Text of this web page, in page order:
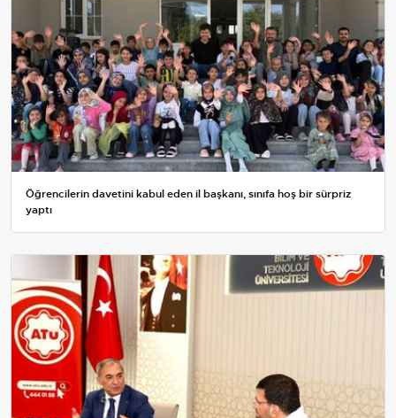
Öğrencilerin davetini kabul eden il başkanı, sınıfa hoş bir sürpriz
yaptı